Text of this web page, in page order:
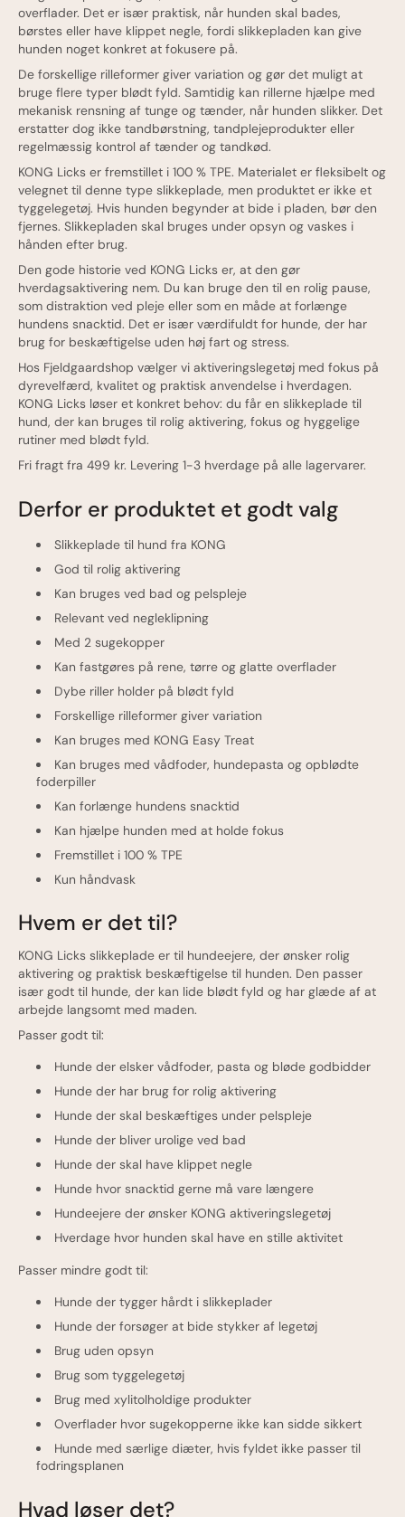
overflader. Det er især praktisk, når hunden skal bades,
børstes eller have klippet negle, fordi slikkepladen kan give
hunden noget konkret at fokusere på.
De forskellige rilleformer giver variation og gør det muligt at
bruge flere typer blødt fyld. Samtidig kan rillerne hjælpe med
mekanisk rensning af tunge og tænder, når hunden slikker. Det
erstatter dog ikke tandbørstning, tandplejeprodukter eller
regelmæssig kontrol af tænder og tandkød.
KONG Licks er fremstillet i 100 % TPE. Materialet er fleksibelt og
velegnet til denne type slikkeplade, men produktet er ikke et
tyggelegetøj. Hvis hunden begynder at bide i pladen, bør den
fjernes. Slikkepladen skal bruges under opsyn og vaskes i
hånden efter brug.
Den gode historie ved KONG Licks er, at den gør
hverdagsaktivering nem. Du kan bruge den til en rolig pause,
som distraktion ved pleje eller som en måde at forlænge
hundens snacktid. Det er især værdifuldt for hunde, der har
brug for beskæftigelse uden høj fart og stress.
Hos Fjeldgaardshop vælger vi aktiveringslegetøj med fokus på
dyrevelfærd, kvalitet og praktisk anvendelse i hverdagen.
KONG Licks løser et konkret behov: du får en slikkeplade til
hund, der kan bruges til rolig aktivering, fokus og hyggelige
rutiner med blødt fyld.
Fri fragt fra 499 kr. Levering 1-3 hverdage på alle lagervarer.
Derfor er produktet et godt valg
Slikkeplade til hund fra KONG
God til rolig aktivering
Kan bruges ved bad og pelspleje
Relevant ved negleklipning
Med 2 sugekopper
Kan fastgøres på rene, tørre og glatte overflader
Dybe riller holder på blødt fyld
Forskellige rilleformer giver variation
Kan bruges med KONG Easy Treat
Kan bruges med vådfoder, hundepasta og opblødte
foderpiller
Kan forlænge hundens snacktid
Kan hjælpe hunden med at holde fokus
Fremstillet i 100 % TPE
Kun håndvask
Hvem er det til?
KONG Licks slikkeplade er til hundeejere, der ønsker rolig
aktivering og praktisk beskæftigelse til hunden. Den passer
især godt til hunde, der kan lide blødt fyld og har glæde af at
arbejde langsomt med maden.
Passer godt til:
Hunde der elsker vådfoder, pasta og bløde godbidder
Hunde der har brug for rolig aktivering
Hunde der skal beskæftiges under pelspleje
Hunde der bliver urolige ved bad
Hunde der skal have klippet negle
Hunde hvor snacktid gerne må vare længere
Hundeejere der ønsker KONG aktiveringslegetøj
Hverdage hvor hunden skal have en stille aktivitet
Passer mindre godt til:
Hunde der tygger hårdt i slikkeplader
Hunde der forsøger at bide stykker af legetøj
Brug uden opsyn
Brug som tyggelegetøj
Brug med xylitolholdige produkter
Overflader hvor sugekopperne ikke kan sidde sikkert
Hunde med særlige diæter, hvis fyldet ikke passer til
fodringsplanen
Hvad løser det?